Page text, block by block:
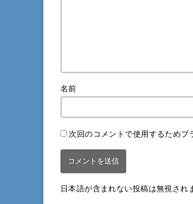
名前
次回のコメントで使用するためブ
日本語が含まれない投稿は無視され